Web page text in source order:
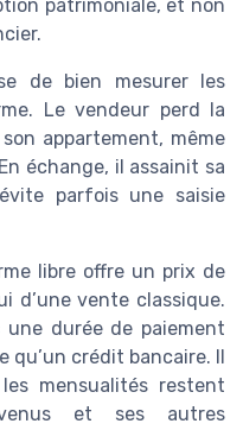
patrimoniale, et non
de bien mesurer les
Le vendeur perd la
appartement, même
échange, il assainit sa
parfois une saisie
libre offre un prix de
d’une vente classique.
une durée de paiement
qu’un crédit bancaire. Il
mensualités restent
et ses autres